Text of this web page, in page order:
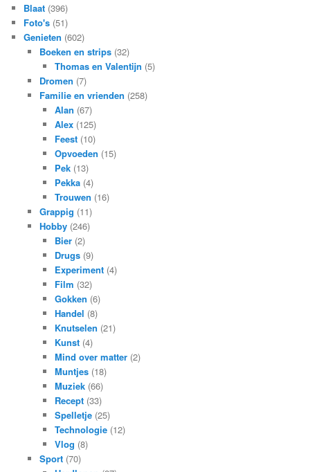
Blaat (396)
Foto's (51)
Genieten (602)
Boeken en strips(32)
Thomas en Valentijn (5)
Dromen (7)
Familie en vrienden (258)
Alan (67)
Alex (125)
Feest (10)
Opvoeden (15)
Pek (13)
Pekka (4)
Trouwen (16)
Grappig (11)
Hobby(246)
Bier (2)
Drugs (9)
Experiment (4)
Film (32)
Gokken (6)
Handel (8)
Knutselen (21)
Kunst (4)
Mind over matter (2)
Muntjes (18)
Muziek (66)
Recept (33)
Spelletje (25)
Technologie (12)
Vlog (8)
Sport(70)